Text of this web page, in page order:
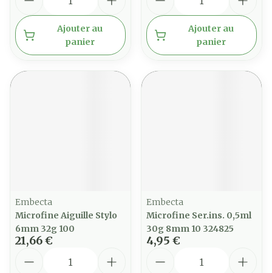
Ajouter au
panier
Ajouter au
panier
Embecta
Microfine Aiguille Stylo
6mm 32g 100
21,66 €
Embecta
Microfine Ser.ins. 0,5ml
30g 8mm 10 324825
4,95 €